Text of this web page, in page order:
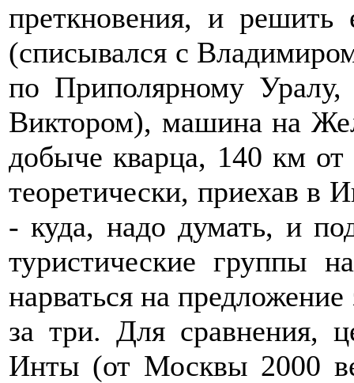
преткновения, и
(списывался с
по Приполярному Уралу,
Виктором), машина на
добыче кварца, 140 км
теоретически, приехав в
- куда, надо думать, и
туристические группы
нарваться на
за три. Для сравнения,
Инты (от Москвы 2000